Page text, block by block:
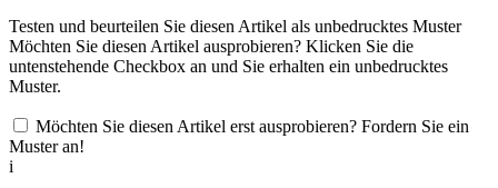
Testen und beurteilen Sie diesen Artikel als unbedrucktes Muster
Möchten Sie diesen Artikel ausprobieren? Klicken Sie die
untenstehende Checkbox an und Sie erhalten ein unbedrucktes
Muster.
Möchten Sie diesen Artikel erst ausprobieren? Fordern Sie ein
Muster an!
i